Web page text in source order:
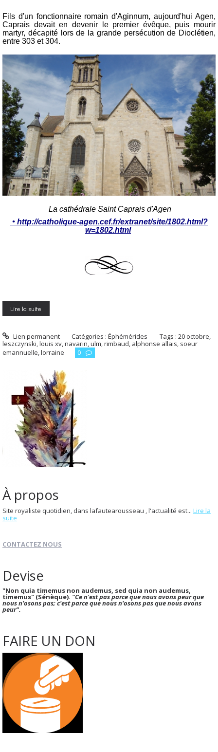
Fils d'un fonctionnaire romain d'Aginnum, aujourd'hui Agen,
Caprais devait en devenir le premier évêque, puis mourir
martyr, décapité lors de la grande persécution de Dioclétien,
entre 303 et 304.
La cathédrale Saint Caprais d'Agen
• http://catholique-agen.cef.fr/extranet/site/1802.html?
w=1802.html
Lire la suite
Lien permanent Catégories :Éphémérides Tags :20 octobre,
leszczynski,louis xv,navarin,ulm,rimbaud, alphonse allais, soeur
emannuelle,lorraine 0
À propos
Site royaliste quotidien, dans lafautearousseau , l'actualité est... Lire la
suite
CONTACTEZ NOUS
Devise
"Non quia timemus non audemus, sed quia non audemus,
timemus" (Sénèque). "Ce n'est pas parce que nous avons peur que
nous n'osons pas; c'est parce que nous n'osons pas que nous avons
peur".
FAIRE UN DON